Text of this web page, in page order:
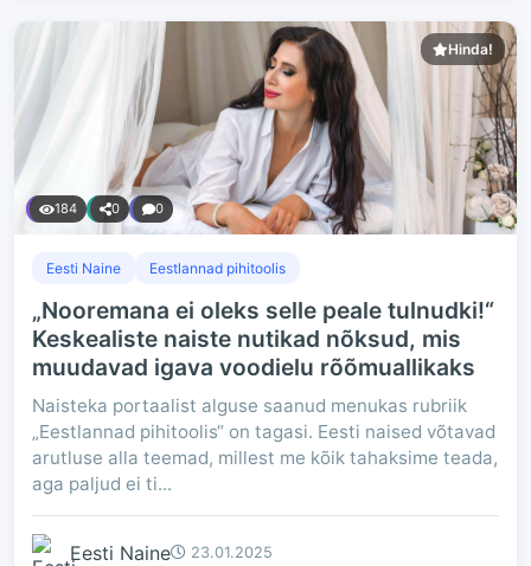
Hinda!
184 0 0
Eesti Naine Eestlannad pihitoolis
„Nooremana ei oleks selle peale tulnudki!“
Keskealiste naiste nutikad nõksud, mis
muudavad igava voodielu rõõmuallikaks
Naisteka portaalist alguse saanud menukas rubriik
„Eestlannad pihitoolis“ on tagasi. Eesti naised võtavad
arutluse alla teemad, millest me kõik tahaksime teada,
aga paljud ei ti...
Eesti Naine 23.01.2025